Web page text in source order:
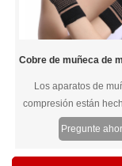
Los aparatos de
compresión están
contenido de fibra
cobre y nylon elástico
de alta flexibilidad,
Pregunte